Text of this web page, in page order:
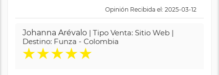
Opinión Recibida el: 2025-03-12
Johanna Arévalo | Tipo Venta: Sitio Web |
Destino: Funza - Colombia
★★★★★